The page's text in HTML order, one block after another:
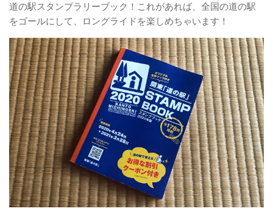
道の駅スタンプラリーブック！これがあれば、全国の道の駅
をゴールにして、ロングライドを楽しめちゃいます！